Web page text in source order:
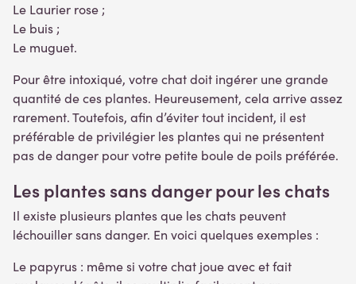
Le Laurier rose ;
Le buis ;
Le muguet.
Pour être intoxiqué, votre chat doit ingérer une grande
quantité de ces plantes. Heureusement, cela arrive assez
rarement. Toutefois, afin d’éviter tout incident, il est
préférable de privilégier les plantes qui ne présentent
pas de danger pour votre petite boule de poils préférée.
Les plantes sans danger pour les chats
Il existe plusieurs plantes que les chats peuvent
léchouiller sans danger. En voici quelques exemples :
Le papyrus : même si votre chat joue avec et fait